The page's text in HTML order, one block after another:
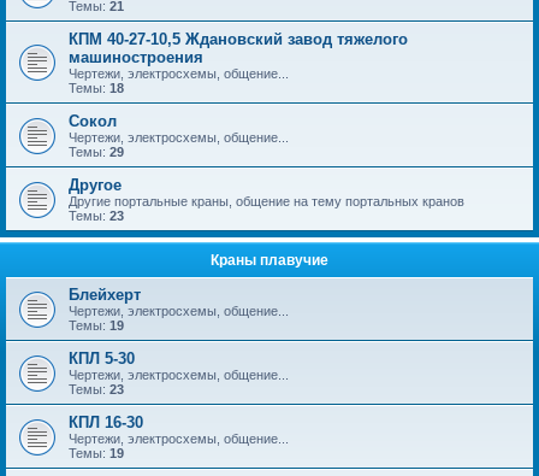
Темы: 21
КПМ 40-27-10,5 Ждановский завод тяжелого
машиностроения
Чертежи, электросхемы, общение...
Темы: 18
Сокол
Чертежи, электросхемы, общение...
Темы: 29
Другое
Другие портальные краны, общение на тему портальных кранов
Темы: 23
Краны плавучие
Блейхерт
Чертежи, электросхемы, общение...
Темы: 19
КПЛ 5-30
Чертежи, электросхемы, общение...
Темы: 23
КПЛ 16-30
Чертежи, электросхемы, общение...
Темы: 19